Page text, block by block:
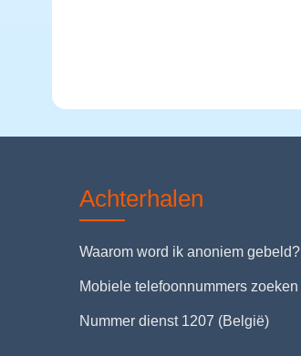
Achterhalen
Waarom word ik anoniem gebeld?
Mobiele telefoonnummers zoeken
Nummer dienst 1207 (België)